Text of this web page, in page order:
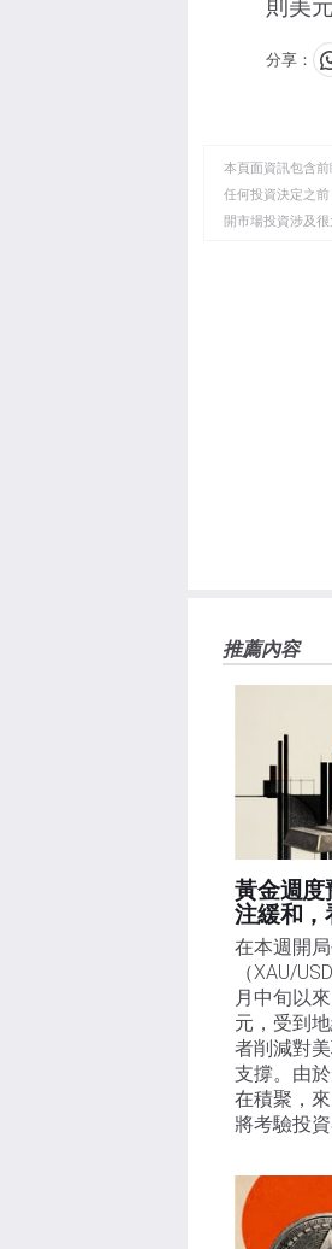
則美
分享：
本頁面資訊包含
任何投資決定之
開市場投資涉及
推薦內容
黃金週度
注緩和，
在本週開
（XAU/
月中旬以
元，受到
者削減對
支撐。由
在積聚，
將考驗投